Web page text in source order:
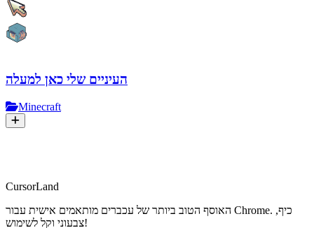
העיניים שלי כאן למעלה
Minecraft
CursorLand
האוסף הטוב ביותר של עכברים מותאמים אישית עבור Chrome. כיף,
צבעוני וקל לשימוש!